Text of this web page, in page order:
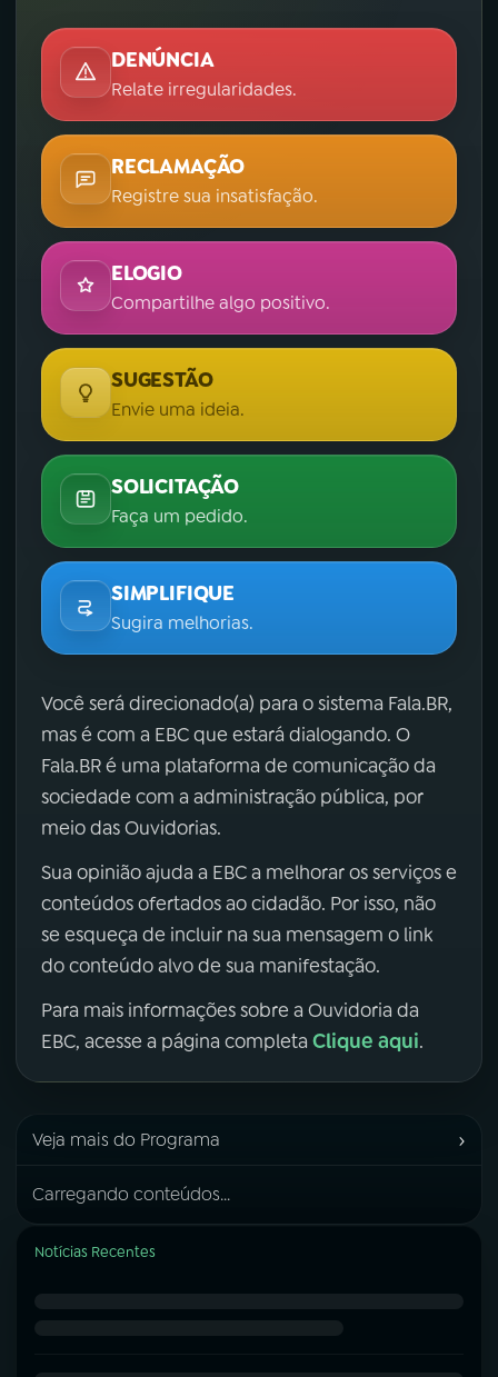
DENÚNCIA
Relate irregularidades.
RECLAMAÇÃO
Registre sua insatisfação.
ELOGIO
Compartilhe algo positivo.
SUGESTÃO
Envie uma ideia.
SOLICITAÇÃO
Faça um pedido.
SIMPLIFIQUE
Sugira melhorias.
Você será direcionado(a) para o sistema Fala.BR,
mas é com a EBC que estará dialogando. O
Fala.BR é uma plataforma de comunicação da
sociedade com a administração pública, por
meio das Ouvidorias.
Sua opinião ajuda a EBC a melhorar os serviços e
conteúdos ofertados ao cidadão. Por isso, não
se esqueça de incluir na sua mensagem o link
do conteúdo alvo de sua manifestação.
Para mais informações sobre a Ouvidoria da
EBC, acesse a página completa Clique aqui.
Veja mais do Programa ›
Carregando conteúdos...
Notícias Recentes